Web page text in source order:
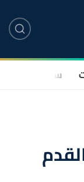
سياسة